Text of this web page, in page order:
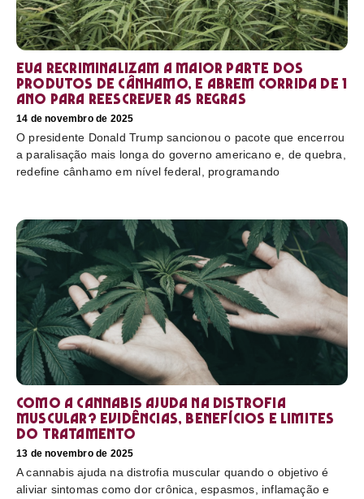
EUA recriminalizam a maior parte dos
produtos de cânhamo, e abrem corrida de 1
ano para reescrever as regras
14 de novembro de 2025
O presidente Donald Trump sancionou o pacote que encerrou
a paralisação mais longa do governo americano e, de quebra,
redefine cânhamo em nível federal, programando
Como a cannabis ajuda na distrofia
muscular? Evidências, benefícios e limites
do tratamento
13 de novembro de 2025
A cannabis ajuda na distrofia muscular quando o objetivo é
aliviar sintomas como dor crônica, espasmos, inflamação e